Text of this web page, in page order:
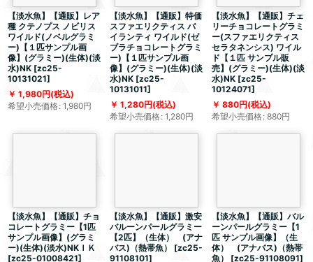
【淡水魚】【通販】レア
種 クテノプス ノビリス
ワイルド(ノベルグラミ
ー)【１匹サンプル画
像】(グラミー)(生体)(淡
水)NK [zc25-
10131021]
1,980円(税込)
希望小売価格: 1,980円
【淡水魚】【通販】特価
スファエリクティス バ
イランティ ワイルド(ゼ
ブラチョコレートグラミ
ー)【１匹サンプル画
像】(グラミー)(生体)(淡
水)NK [zc25-
10131011]
1,280円(税込)
希望小売価格: 1,280円
【淡水魚】【通販】チェ
リーチョコレートグラミ
ー(スファエリクティス
セラタネンシス) ワイル
ド【１匹 サンプル販
売】(グラミー)(生体)(淡
水)NK [zc25-
10124071]
880円(税込)
希望小売価格: 880円
【淡水魚】【通販】チョ
コレートグラミー【1匹
サンプル画像】(グラミ
ー)(生体)(淡水)NKＩＫ
[zc25-01008421]
【淡水魚】【通販】激安
バルーンパールグラミー
【2匹】（生体） (アナ
バス)（熱帯魚）
[zc25-
91108101]
【淡水魚】【通販】バル
ーンパールグラミー【1
匹 サンプル画像】（生
体） (アナバス)（熱帯
魚）
[zc25-91108091]